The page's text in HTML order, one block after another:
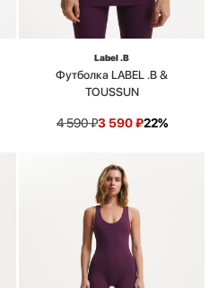
Label .B
Футболка LABEL .B &
TOUSSUN
4 590₽3 590₽22%